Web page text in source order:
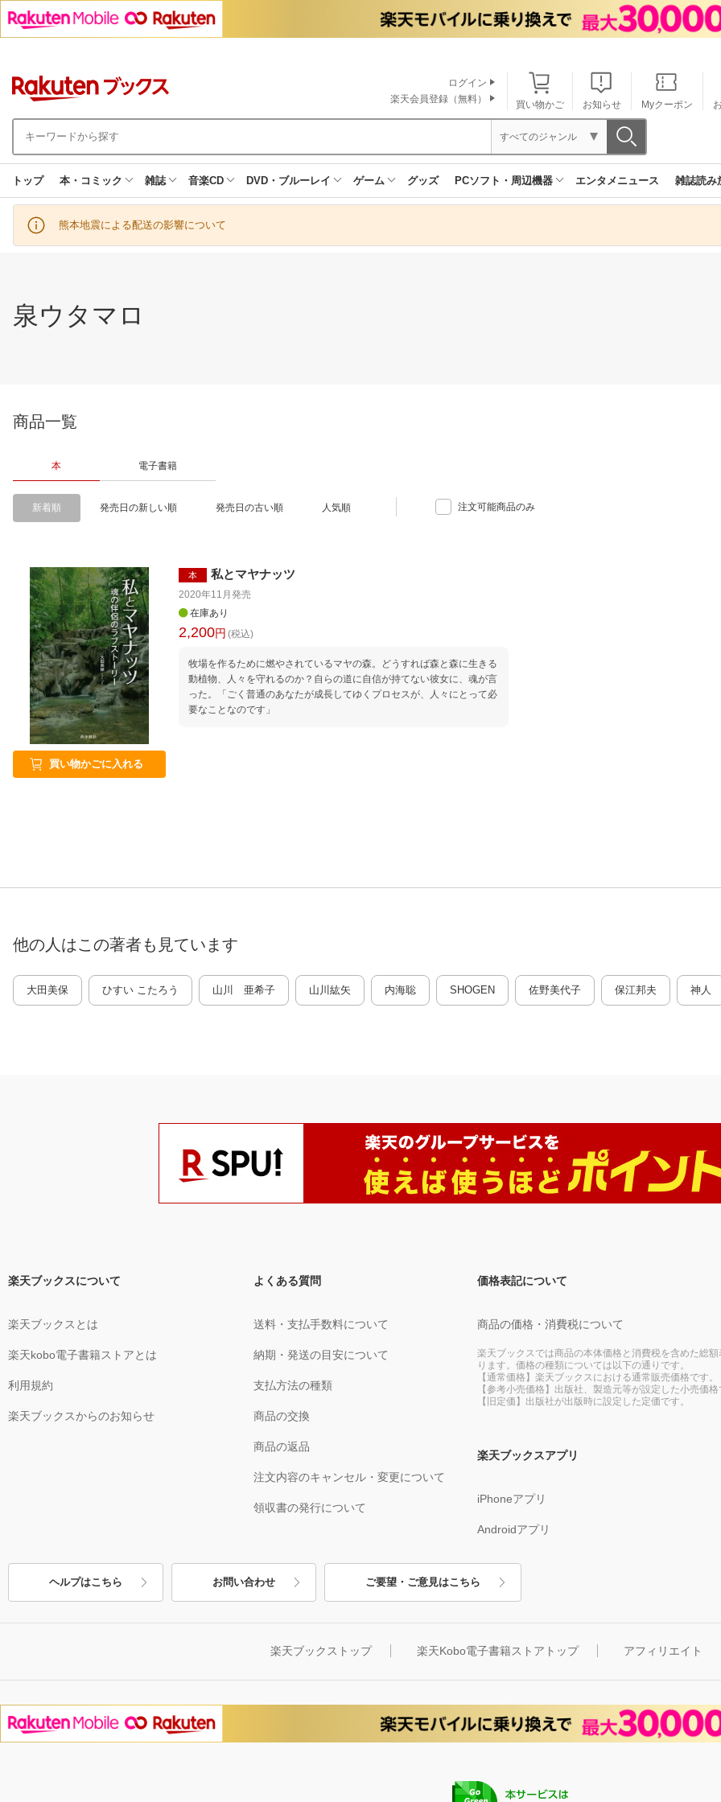
買い物かご お知らせ Myクーポン
ログイン
楽天会員登録（無料）
すべてのジャンル
トップ 本・コミック 雑誌 音楽CD DVD・ブルーレイ ゲーム グッズ PCソフト・周辺機器 エンタメニュース 雑誌読み
熊本地震による配送の影響について
泉ウタマロ
商品一覧
本 電子書籍
新着順 発売日の新しい順 発売日の古い順 人気順 注文可能商品のみ
買い物かごに入れる
本 私とマヤナッツ
2020年11月発売
在庫あり
2,200円 (税込)
牧場を作るために燃やされているマヤの森。どうすれば森と森に生きる
動植物、人々を守れるのか？自らの道に自信が持てない彼女に、魂が言
った。「ごく普通のあなたが成長してゆくプロセスが、人々にとって必
要なことなのです」
他の人はこの著者も見ています
大田美保 ひすい こたろう 山川 亜希子 山川紘矢 内海聡 SHOGEN 佐野美代子 保江邦夫 神人
楽天ブックスについて
楽天ブックスとは
楽天kobo電子書籍ストアとは
利用規約
楽天ブックスからのお知らせ
よくある質問
送料・支払手数料について
納期・発送の目安について
支払方法の種類
商品の交換
商品の返品
注文内容のキャンセル・変更について
領収書の発行について
価格表記について
商品の価格・消費税について
楽天ブックスでは商品の本体価格と消費税を含めた総
ります。価格の種類については以下の通りです。
【通常価格】楽天ブックスにおける通常販売価格です。
【参考小売価格】出版社、製造元等が設定した小売価格
【旧定価】出版社が出版時に設定した定価です。
楽天ブックスアプリ
iPhoneアプリ
Androidアプリ
ヘルプはこちら お問い合わせ ご要望・ご意見はこちら
楽天ブックストップ 楽天Kobo電子書籍ストアトップ アフィリエイト